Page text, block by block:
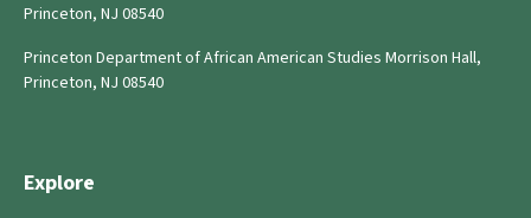
Princeton, NJ 08540
Princeton Department of African American Studies Morrison Hall,
Princeton, NJ 08540
Explore